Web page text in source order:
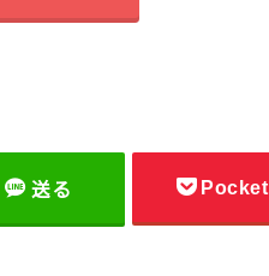
送る Pocket